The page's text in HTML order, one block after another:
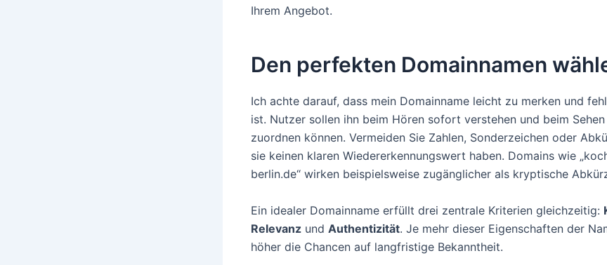
Ihrem Angebot.
Den perfekten Domainnamen
Ich achte darauf, dass mein Domainname leicht zu merken und
ist. Nutzer sollen ihn beim Hören sofort verstehen und beim
zuordnen können. Vermeiden Sie Zahlen, Sonderzeichen oder
sie keinen klaren Wiedererkennungswert haben. Domains wie
berlin.de“ wirken beispielsweise zugänglicher als kryptische
Ein idealer Domainname erfüllt drei zentrale Kriterien gleichzeitig:
Relevanz und Authentizität. Je mehr dieser Eigenschaften der
höher die Chancen auf langfristige Bekanntheit.